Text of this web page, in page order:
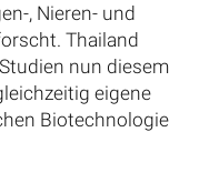
, Nieren- und
Thailand
nun diesem
eigene
Biotechnologie